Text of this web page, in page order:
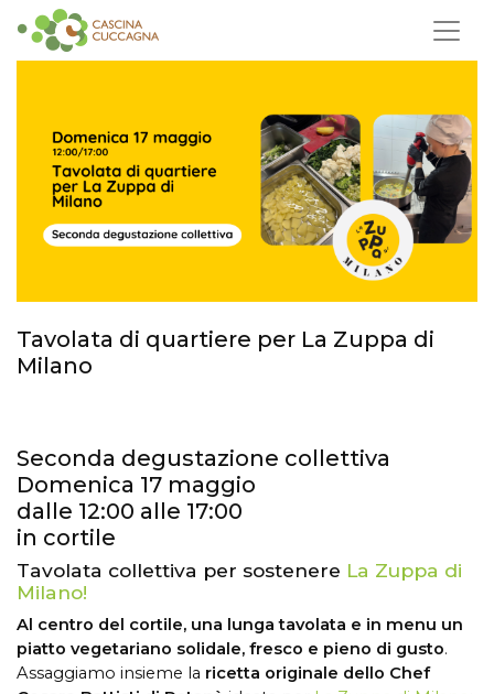
Tavolata di quartiere per La Zuppa di
Milano
Seconda degustazione collettiva
Domenica 17 maggio
dalle 12:00 alle 17:00
in cortile
Tavolata collettiva per sostenere La Zuppa di
Milano!
Al centro del cortile, una lunga tavolata e in menu un
piatto vegetariano solidale, fresco e pieno di gusto.
Assaggiamo insieme la ricetta originale dello Chef